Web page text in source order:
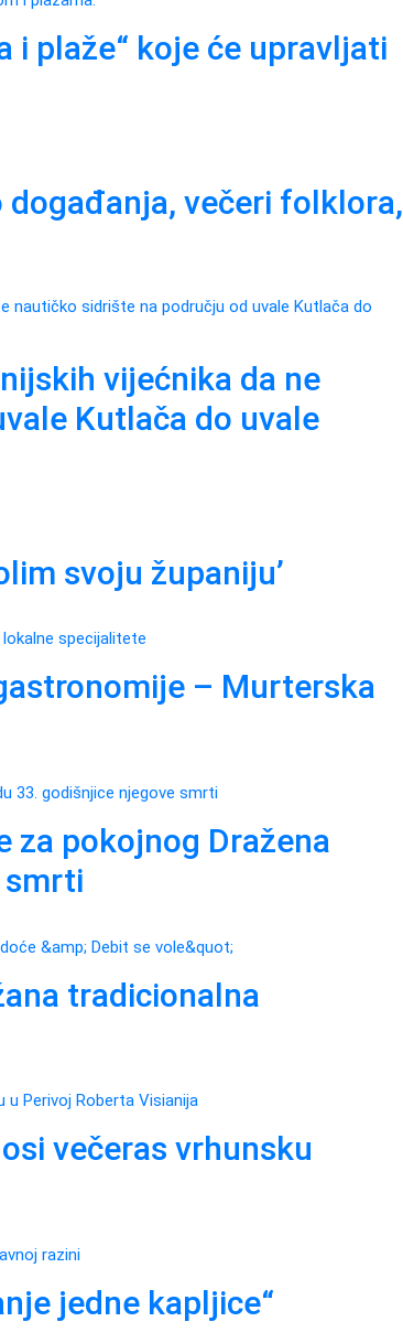
i plaže“ koje će upravljati
događanja, večeri folklora,
vijećnika da ne
Kutlača do uvale
svoju županiju’
– Murterska
za pokojnog Dražena
smrti
tradicionalna
večeras vrhunsku
jedne kapljice“